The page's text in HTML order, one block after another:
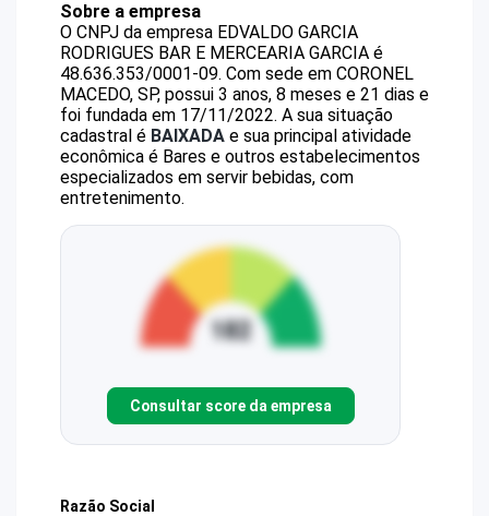
Sobre a empresa
O CNPJ da empresa EDVALDO GARCIA
RODRIGUES BAR E MERCEARIA GARCIA é
48.636.353/0001-09. Com sede em CORONEL
MACEDO, SP, possui 3 anos, 8 meses e 21 dias e
foi fundada em 17/11/2022. A sua situação
cadastral é BAIXADA e sua principal atividade
econômica é Bares e outros estabelecimentos
especializados em servir bebidas, com
entretenimento.
Consultar score da empresa
Razão Social